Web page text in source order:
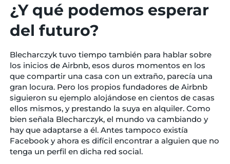
¿Y qué podemos esperar
del futuro?
Blecharczyk tuvo tiempo también para hablar sobre
los inicios de Airbnb, esos duros momentos en los
que compartir una casa con un extraño, parecía una
gran locura. Pero los propios fundadores de Airbnb
siguieron su ejemplo alojándose en cientos de casas
ellos mismos, y prestando la suya en alquiler. Como
bien señala Blecharczyk, el mundo va cambiando y
hay que adaptarse a él. Antes tampoco existía
Facebook y ahora es difícil encontrar a alguien que no
tenga un perfil en dicha red social.